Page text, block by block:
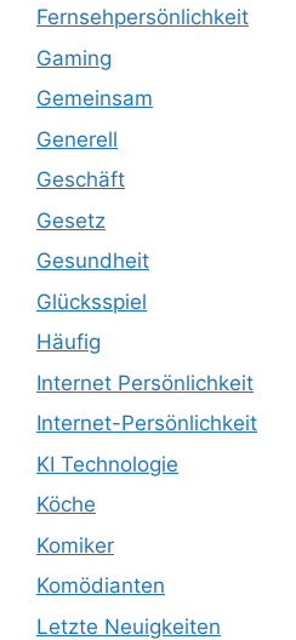
Fernsehpersönlichkeit
Gaming
Gemeinsam
Generell
Geschäft
Gesetz
Gesundheit
Glücksspiel
Häufig
Internet Persönlichkeit
Internet-Persönlichkeit
KI Technologie
Köche
Komiker
Komödianten
Letzte Neuigkeiten